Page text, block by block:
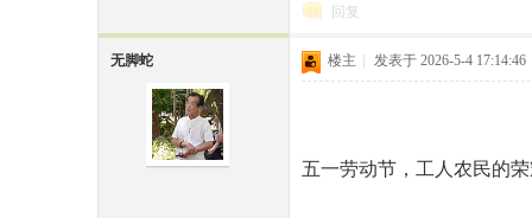
回复
无脚蛇 楼主 发表于 2026-5-4 17:14:46
五一劳动节，工人农民的